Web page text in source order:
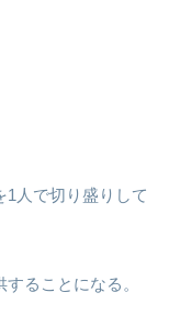
1人で切り盛りして
ることになる。